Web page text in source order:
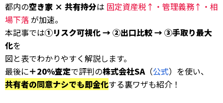
都内の空き家 × 共有持分は 固定資産税↑・管理義務↑・相
場下落が加速。
本記事では①リスク可視化 → ②出口比較 → ③手取り最大
化を
図と表でわかりやすく解説します。
最後に＋20％査定で評判の株式会社SA（公式）を使い、
共有者の同意ナシでも即金化する裏ワザも紹介！